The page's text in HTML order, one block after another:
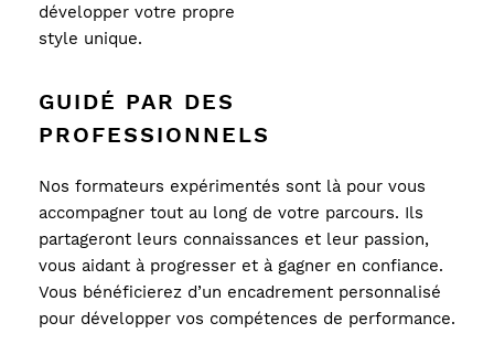
développer votre propre
style unique.
GUIDÉ PAR DES
PROFESSIONNELS
Nos formateurs expérimentés sont là pour vous
accompagner tout au long de votre parcours. Ils
partageront leurs connaissances et leur passion,
vous aidant à progresser et à gagner en confiance.
Vous bénéficierez d’un encadrement personnalisé
pour développer vos compétences de performance.